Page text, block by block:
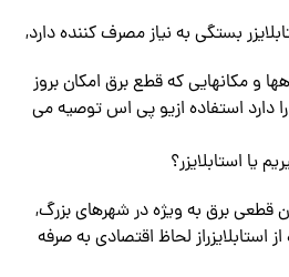
بستگی به نیاز مصرف کننده دارد,
و مکانهایی که قطع برق امکان بروز
دارد استفاده ازیو پی اس توصیه می
قطعی برق به ویژه در شهرهای بزرگ,
استابلایزراز لحاظ اقتصادی به صرفه